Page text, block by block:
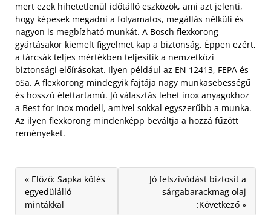
mert ezek hihetetlenül időtálló eszközök, ami azt jelenti,
hogy képesek megadni a folyamatos, megállás nélküli és
nagyon is megbízható munkát. A Bosch flexkorong
gyártásakor kiemelt figyelmet kap a biztonság. Éppen ezért,
a tárcsák teljes mértékben teljesítik a nemzetközi
biztonsági előírásokat. Ilyen például az EN 12413, FEPA és
oSa. A flexkorong mindegyik fajtája nagy munkasebességű
és hosszú élettartamú. Jó választás lehet inox anyagokhoz
a Best for Inox modell, amivel sokkal egyszerűbb a munka.
Az ilyen flexkorong mindenképp beváltja a hozzá fűzött
reményeket.
« Előző: Sapka kötés
egyedülálló
mintákkal
Jó felszívódást biztosít a
sárgabarackmag olaj
:Következő »